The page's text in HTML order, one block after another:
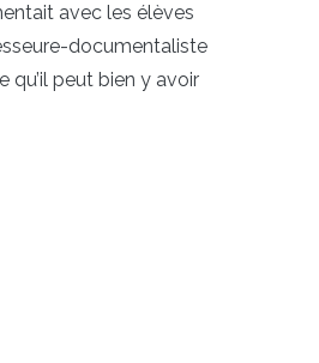
avec les élèves
documentaliste
qu’il peut bien y avoir